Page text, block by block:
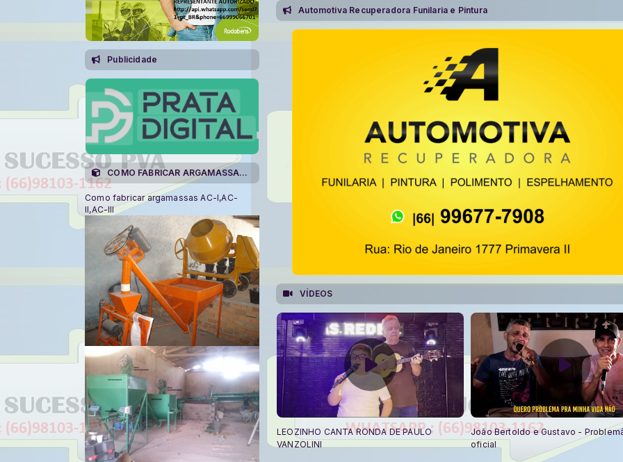
Automotiva Recuperadora Funilaria e Pintura
VÍDEOS
LEOZINHO CANTA RONDA DE PAULO
VANZOLINI
João Bertoldo e Gustavo -
oficial
Publicidade
COMO FABRICAR ARGAMASSAS AC-I,AC-II,AC-II
Como fabricar argamassas AC-I,AC-
II,AC-III